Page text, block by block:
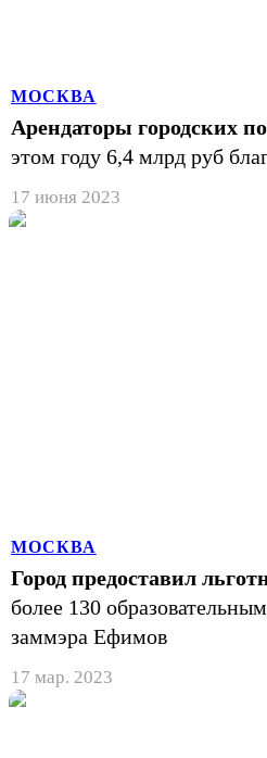
МОСКВА
Арендаторы городских
этом году 6,4 млрд руб
17 июня 2023
МОСКВА
Город предоставил
более 130
заммэра Ефимов
17 мар. 2023